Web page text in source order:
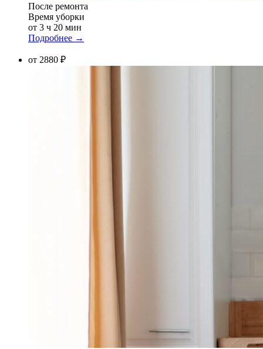
После ремонта
Время уборки
от 3 ч 20 мин
Подробнее →
от 2880 ₽